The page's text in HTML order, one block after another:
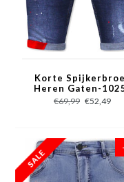
Korte
Heren Gaten-
SH- Blauw
€69,99 €52,49